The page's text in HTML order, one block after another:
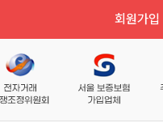
회원가